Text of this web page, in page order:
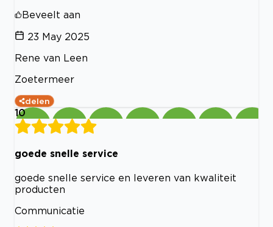
Beveelt aan
23 May 2025
Rene van Leen
Zoetermeer
delen
10
goede snelle service
goede snelle service en leveren van kwaliteit
producten
Communicatie